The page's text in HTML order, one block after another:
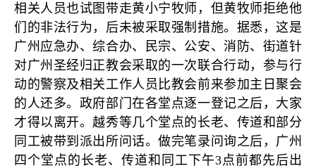
相关人员也试图带走黄小宁牧师，但黄牧师拒绝他
们的非法行为，后未被采取强制措施。据悉，这是
广州应急办、综合办、民宗、公安、消防、街道针
对广州圣经归正教会采取的一次联合行动，参与行
动的警察及相关工作人员比教会前来参加主日聚会
的人还多。政府部门在各堂点逐一登记之后，大家
才得以离开。越秀等几个堂点的长老、传道和部分
同工被带到派出所问话。做完笔录问询之后，广州
四个堂点的长老、传道和同工下午3点前都先后出